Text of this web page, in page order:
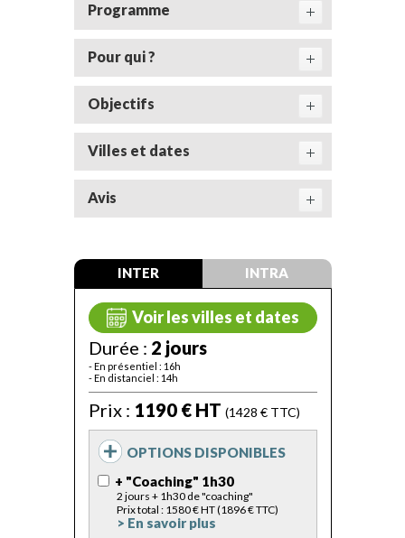
Programme
Pour qui ?
Objectifs
Villes et dates
Avis
INTER
Voir les villes et dates
Durée : 2 jours
- En présentiel : 16h
- En distanciel : 14h
Prix : 1190 € HT (1428 € TTC)
OPTIONS DISPONIBLES
+ "Coaching" 1h30
2 jours + 1h30 de "coaching"
Prix total : 1580 € HT (1896 € TTC)
> En savoir plus
INTRA